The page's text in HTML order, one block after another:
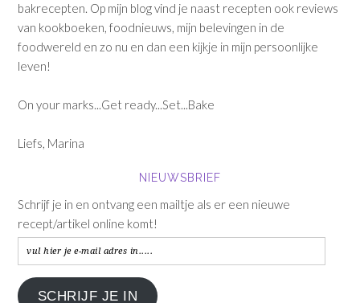
bakrecepten. Op mijn blog vind je naast recepten ook reviews
van kookboeken, foodnieuws, mijn belevingen in de
foodwereld en zo nu en dan een kijkje in mijn persoonlijke
leven!
On your marks...Get ready...Set...Bake
Liefs, Marina
NIEUWSBRIEF
Schrijf je in en ontvang een mailtje als er een nieuwe
recept/artikel online komt!
vul
hier
je
SCHRIJF JE IN